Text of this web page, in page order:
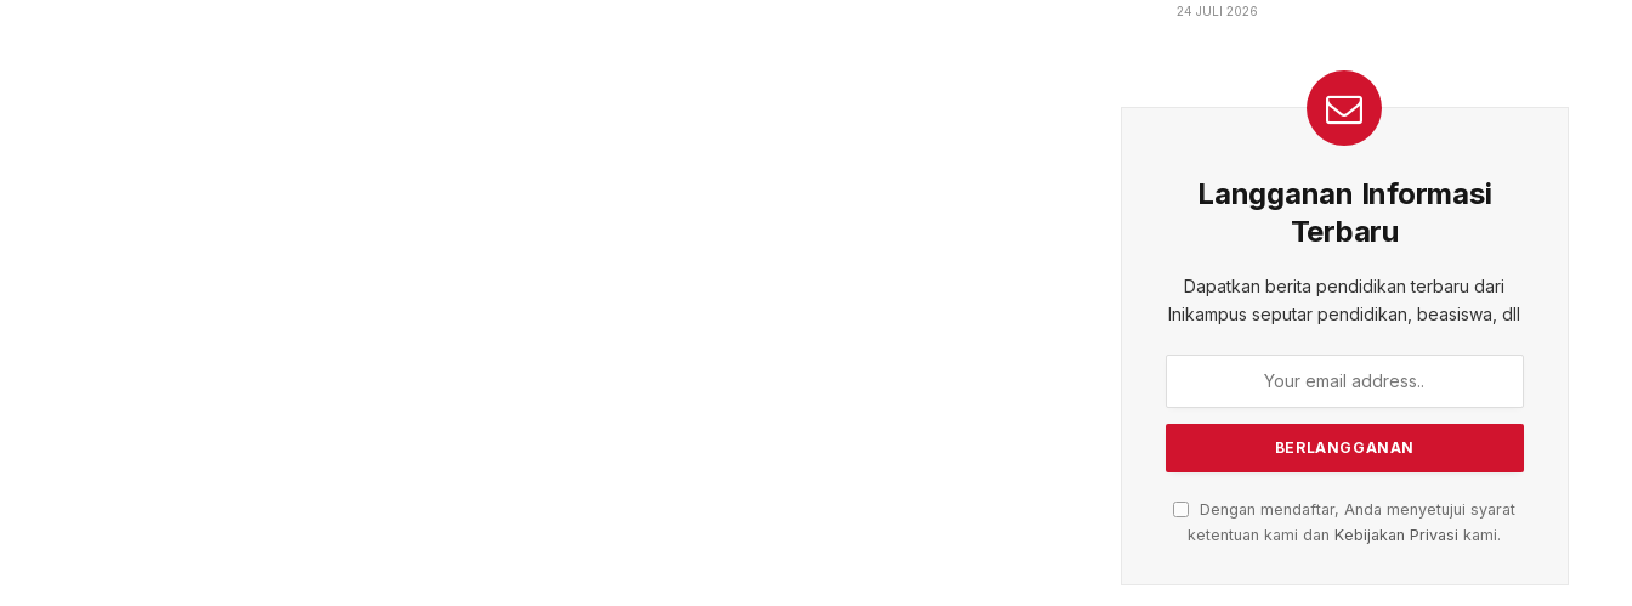
24 JULI 2026
Langganan Informasi
Terbaru
Dapatkan berita pendidikan terbaru dari
Inikampus seputar pendidikan, beasiswa, dll
Dengan mendaftar, Anda menyetujui syarat
ketentuan kami danKebijakan Privasi kami.